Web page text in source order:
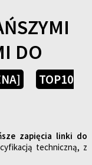
DO
TOP10
zapięcia linki do
techniczną, z